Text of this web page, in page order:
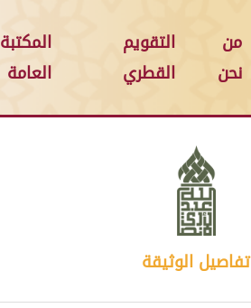
من
نحن
التقويم
القطري
المكتبة
العامة
تفاصيل الوثيقة